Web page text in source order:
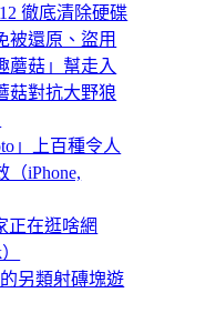
徹底清除硬碟
被還原、盜用
蘑菇」幫走入
菇對抗大野狼
」上百種令人
（iPhone,
正在逛啥網
另類射磚塊遊